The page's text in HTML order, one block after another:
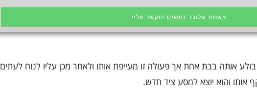
אשמח שלוכד נחשים יתקשר אליי
אותה בבת אחת אך פעולה זו מעייפת אותו ולאחר מכן עליו לנוח לעתים
אותו והוא יוצא למסע ציד חדש.